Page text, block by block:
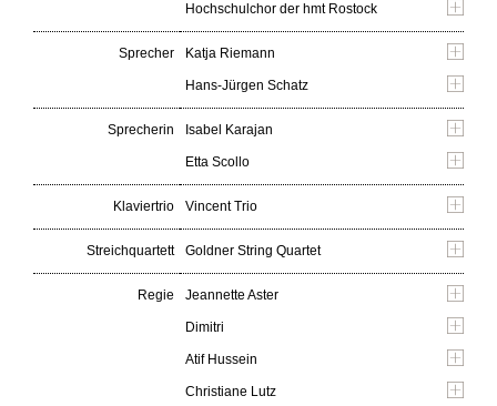
Hochschulchor der hmt Rostock
Sprecher Katja Riemann
Hans-Jürgen Schatz
Sprecherin Isabel Karajan
Etta Scollo
Klaviertrio Vincent Trio
Streichquartett Goldner String Quartet
Regie Jeannette Aster
Dimitri
Atif Hussein
Christiane Lutz